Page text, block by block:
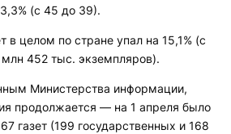
(с 45 до 39).
в целом по стране упал на 15,1% (с
452 тыс. экземпляров).
Министерства информации,
продолжается — на 1 апреля было
газет (199 государственных и 168